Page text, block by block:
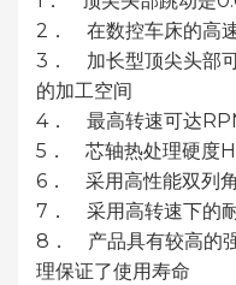
2． 在数控车床的高
3． 加长型顶尖头部
的加工空间
4． 最高转速可达
5． 芯轴热处理硬度
6． 采用高性能双列
7． 采用高转速下的
8． 产品具有较高的
理保证了使用寿命